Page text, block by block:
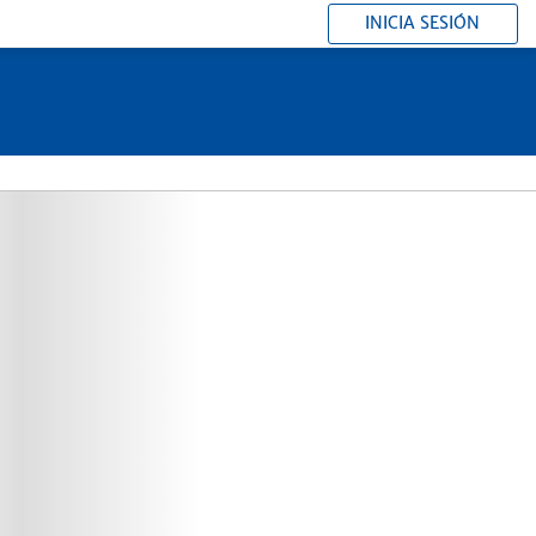
INICIA SESIÓN